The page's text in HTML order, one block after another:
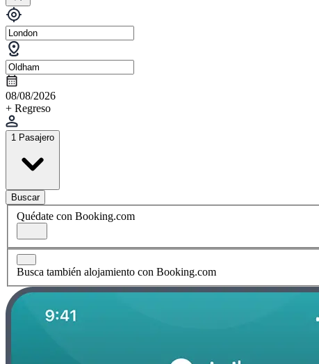
08/08/2026
+ Regreso
1 Pasajero
Buscar
Quédate con Booking.com
Busca también alojamiento con Booking.com